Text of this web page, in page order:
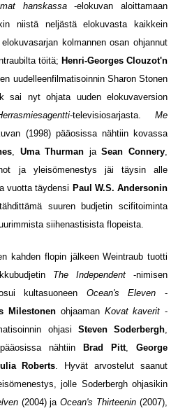
hanskassa-elokuvan aloittamaan
niistä neljästä elokuvasta kaikkein
kolmannen osan ohjannut
töitä; Henri-Georges Clouzot'n
uudelleenfilmatisoinnin Sharon Stonen
sai nyt ohjata uuden elokuvaversion
-televisiosarjasta. Me
(1998) pääosissa nähtiin kovassa
, Uma Thurman jaSean Connery,
ja yleisömenestys jäi täysin alle
vuotta täydensi Paul W.S. Andersonin
suuren budjetin scifitoiminta
siihenastisista flopeista.
kahden flopin jälkeen Weintraub tuotti
The Independent -nimisen
kultasuoneen Ocean's Eleven -
Milestonen ohjaaman Kovat kaverit -
ohjasi Steven Soderbergh,
nähtiin
Brad Pitt, George
Roberts. Hyvät arvostelut saanut
jolle Soderbergh ohjasikin
(2004) jaOcean's Thirteenin (2007),